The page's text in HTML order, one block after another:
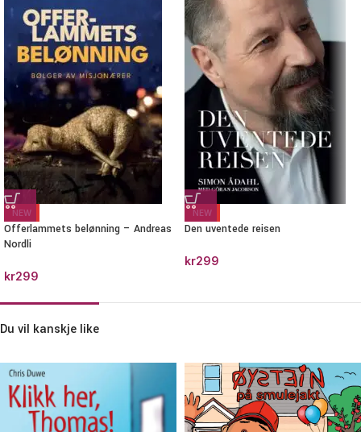
NEW
Offerlammets belønning – Andreas
Nordli
kr299
NEW
Den uventede reisen
kr299
Du vil kanskje like